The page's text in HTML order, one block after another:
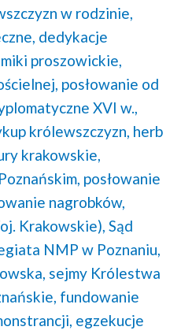
w rodzinie,
dedykacje
proszowickie,
posłowanie od
XVI w.,
królewszczyzn, herb
krakowskie,
posłowanie
nagrobków,
Krakowskie), Sąd
NMP w Poznaniu,
sejmy Królestwa
fundowanie
egzekucje